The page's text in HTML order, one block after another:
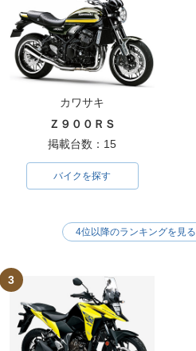
カワサキ
Ｚ９００ＲＳ
掲載台数：15
バイクを探す
3
4位以降のランキングを見る